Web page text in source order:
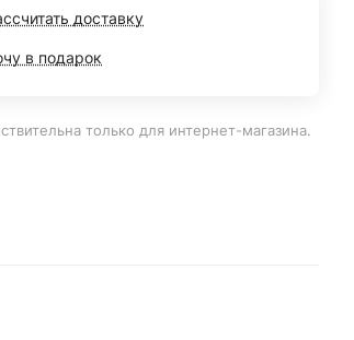
доставку
в подарок
только для интернет-магазина.